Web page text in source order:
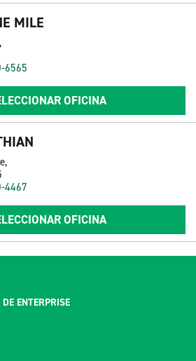
MILE
6565
OFICINA
4467
OFICINA
ENTERPRISE